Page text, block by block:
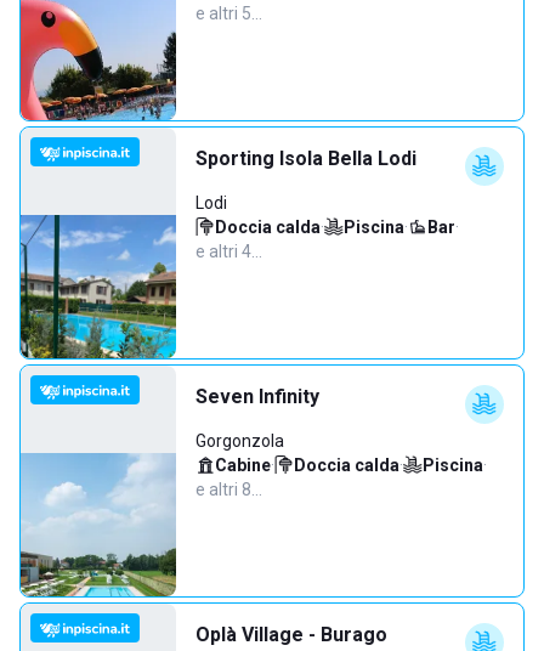
e altri 5…
Sporting Isola Bella Lodi
Lodi
Doccia calda· Piscina· Bar·
e altri 4…
Seven Infinity
Gorgonzola
Cabine· Doccia calda· Piscina·
e altri 8…
Oplà Village - Burago